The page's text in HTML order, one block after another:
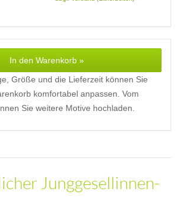
In den Warenkorb »
Größe und die Lieferzeit können Sie
komfortabel anpassen. Vom
Sie weitere Motive hochladen.
Junggesellinnen-